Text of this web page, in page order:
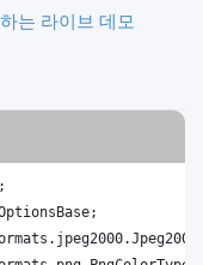
는 라이브 데모
;
;
. jpeg2000.